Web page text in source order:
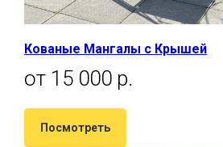
Кованые Мангалы с Крышей
от 15 000 р.
Посмотреть